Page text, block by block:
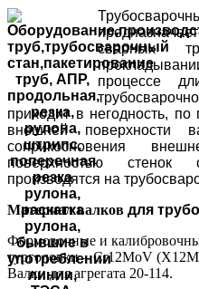
сварных
процессе
приходит в негодность,
внешней поверхности
соприкосновения
поверхностью стенок
производятся на
Материалвалков для
Формовочные и
турголовки – Сr12MoV
Валки для агрегата 20-114.